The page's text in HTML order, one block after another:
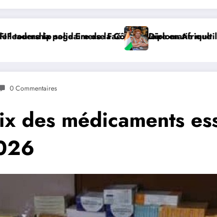
Afrique
multilatérale : à Addis-Abeba, SE Mme Nialé
𝐉𝐎𝐉
0 Commentaires
des médicaments